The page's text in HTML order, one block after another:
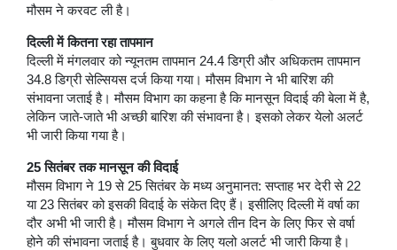
मौसम ने करवट ली है।
दिल्ली में कितना रहा तापमान
दिल्ली में मंगलवार को न्यूनतम तापमान 24.4 डिग्री और अधिकतम तापमान
34.8 डिग्री सेल्सियस दर्ज किया गया। मौसम विभाग ने भी बारिश की
संभावना जताई है। मौसम विभाग का कहना है कि मानसून विदाई की बेला में है,
लेकिन जाते-जाते भी अच्छी बारिश की संभावना है। इसको लेकर येलो अलर्ट
भी जारी किया गया है।
25 सितंबर तक मानसून की विदाई
मौसम विभाग ने 19 से 25 सितंबर के मध्य अनुमानत: सप्ताह भर देरी से 22
या 23 सितंबर को इसकी विदाई के संकेत दिए हैं। इसीलिए दिल्ली में वर्षा का
दौर अभी भी जारी है। मौसम विभाग ने अगले तीन दिन के लिए फिर से वर्षा
होने की संभावना जताई है। बुधवार के लिए यलो अलर्ट भी जारी किया है।